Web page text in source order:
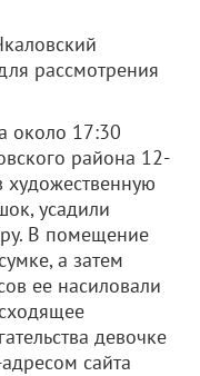
рассмотрения
около 17:30
района 12-
художественную
усадили
В помещение
а затем
ее насиловали
девочке
сайта